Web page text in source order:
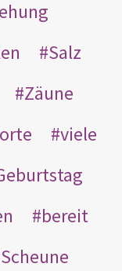
Salz
Zäune
viele
bereit
Scheune